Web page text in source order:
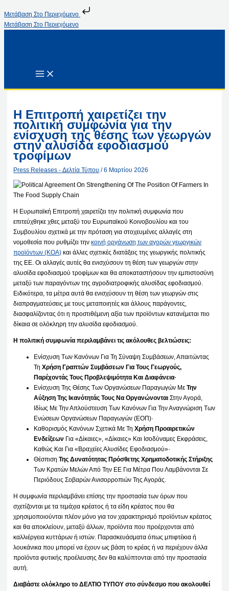
Μετάβαση Στο Περιεχόμενο
Μετάβαση Στο Περιεχόμενο
Η Επιτροπή χαιρετίζει την
πολιτική συμφωνία για την
ενίσχυση της θέσης των γεωργών
στην αλυσίδα εφοδιασμού
τροφίμων
Press Releases - Δελτία Τύπου /6 Μαρτίου 2026
Η Ευρωπαϊκή Επιτροπή χαιρετίζει την πολιτική συμφωνία που
επιτεύχθηκε χθες μεταξύ του Ευρωπαϊκού Κοινοβουλίου και του
Συμβουλίου σχετικά με την πρόταση για στοχευμένες αλλαγές στη
νομοθεσία που ρυθμίζει τηνκοινή οργάνωση των αγορών γεωργικών
προϊόντων (ΚΟΑ) και άλλες σχετικές διατάξεις της γεωργικής πολιτικής
της ΕΕ. Οι αλλαγές αυτές θα ενισχύσουν τη θέση των γεωργών στην
αλυσίδα εφοδιασμού τροφίμων και θα αποκαταστήσουν την εμπιστοσύνη
μεταξύ των παραγόντων της αγροδιατροφικής αλυσίδας εφοδιασμού.
Ειδικότερα, τα μέτρα αυτά θα ενισχύσουν τη θέση των γεωργών στις
διαπραγματεύσεις με τους μεταποιητές και άλλους παράγοντες,
διασφαλίζοντας ότι η προστιθέμενη αξία των προϊόντων κατανέμεται πιο
δίκαια σε ολόκληρη την αλυσίδα εφοδιασμού.
Η πολιτική συμφωνία περιλαμβάνει τις ακόλουθες βελτιώσεις:
Ενίσχυση Των Κανόνων Για Τη Σύναψη Συμβάσεων, Απαιτώντας
ΤηΧρήση Γραπτών Συμβάσεων Για Τους Γεωργούς,
Παρέχοντάς Τους Προβλεψιμότητα Και Διαφάνεια·
Ενίσχυση Της Θέσης Των Οργανώσεων Παραγωγών ΜεΤην
Αύξηση Της Ικανότητάς Τους Να Οργανώνονται Στην Αγορά,
Ιδίως Με Την Απλούστευση Των Κανόνων Για Την Αναγνώριση Των
Ενώσεων Οργανώσεων Παραγωγών (ΕΟΠ)·
Καθορισμός Κανόνων Σχετικά Με ΤηΧρήση Προαιρετικών
Ενδείξεων Για «δίκαιες», «δίκαιες» Και Ισοδύναμες Εκφράσεις,
Καθώς Και Για «βραχείες Αλυσίδες Εφοδιασμού»·
ΘέσπισηΤης Δυνατότητας Πρόσθετης Χρηματοδοτικής Στήριξης
Των Κρατών Μελών Από Την ΕΕ Για Μέτρα Που Λαμβάνονται Σε
Περιόδους Σοβαρών Ανισορροπιών Της Αγοράς.
Η συμφωνία περιλαμβάνει επίσης την προστασία των όρων που
σχετίζονται με τα τεμάχια κρέατος ή τα είδη κρέατος που θα
χρησιμοποιούνται πλέον μόνο για τον χαρακτηρισμό προϊόντων κρέατος
και θα αποκλείουν, μεταξύ άλλων, προϊόντα που προέρχονται από
καλλιέργεια κυττάρων ή ιστών. Παρασκευάσματα όπως μπιφτέκια ή
λουκάνικα που μπορεί να έχουν ως βάση το κρέας ή να περιέχουν άλλα
προϊόντα φυτικής προέλευσης δεν θα καλύπτονται από την προστασία
αυτή.
Διαβάστε ολόκληρο το ΔΕΛΤΙΟ ΤΥΠΟΥ στο σύνδεσμο που ακολουθεί